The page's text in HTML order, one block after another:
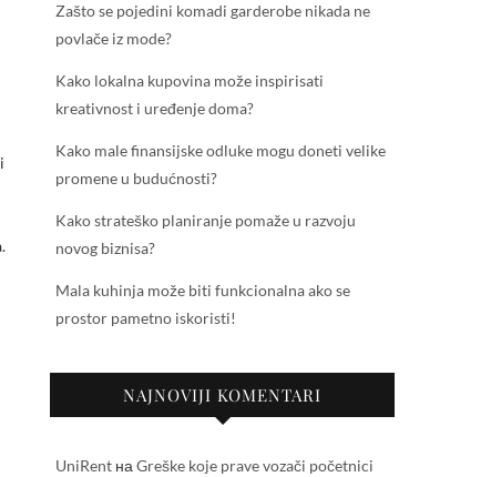
Zašto se pojedini komadi garderobe nikada ne
povlače iz mode?
Kako lokalna kupovina može inspirisati
kreativnost i uređenje doma?
Kako male finansijske odluke mogu doneti velike
promene u budućnosti?
Kako strateško planiranje pomaže u razvoju
novog biznisa?
Mala kuhinja može biti funkcionalna ako se
prostor pametno iskoristi!
NAJNOVIJI KOMENTARI
UniRent на Greške koje prave vozači početnici